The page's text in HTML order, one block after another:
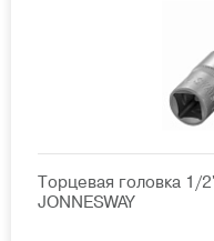
Торцевая головка 1/
JONNESWAY